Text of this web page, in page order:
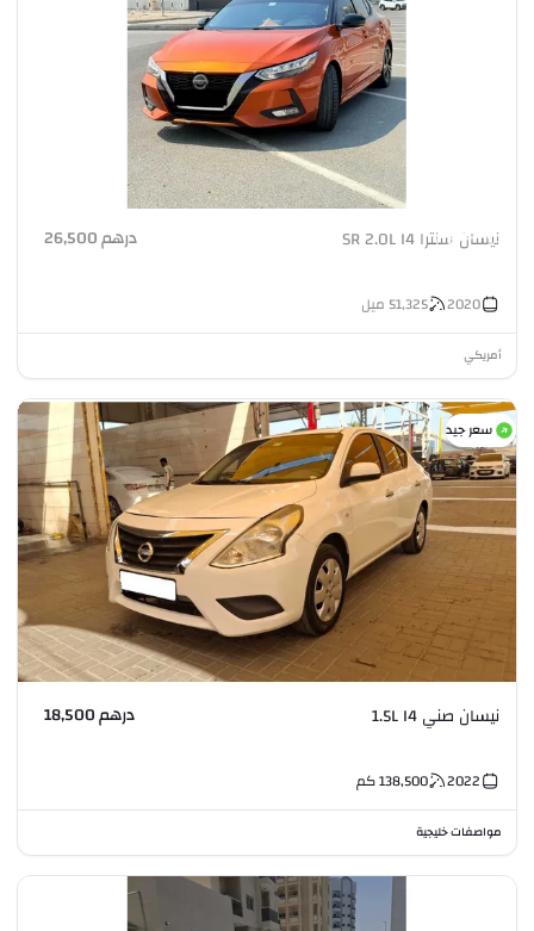
نيسان سنترا SR 2.0L I4 درهم 26,500
2020
51,325 ميل
أمريكي
سعر جيد
نيسان صني 1.5L I4 درهم 18,500
2022
138,500كم
مواصفات خليجية